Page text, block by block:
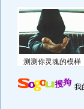
测测你灵魂的模样
我